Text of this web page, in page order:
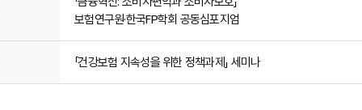
보험연구원·한국FP학회 공동심포지엄
「건강보험 지속성을 위한 정책과제」 세미나